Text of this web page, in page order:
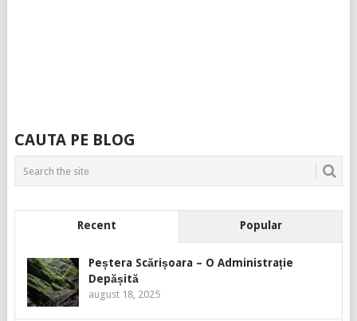
CAUTA PE BLOG
Recent Popular
Peștera Scărișoara – O Administrație
Depășită
august 18, 2025